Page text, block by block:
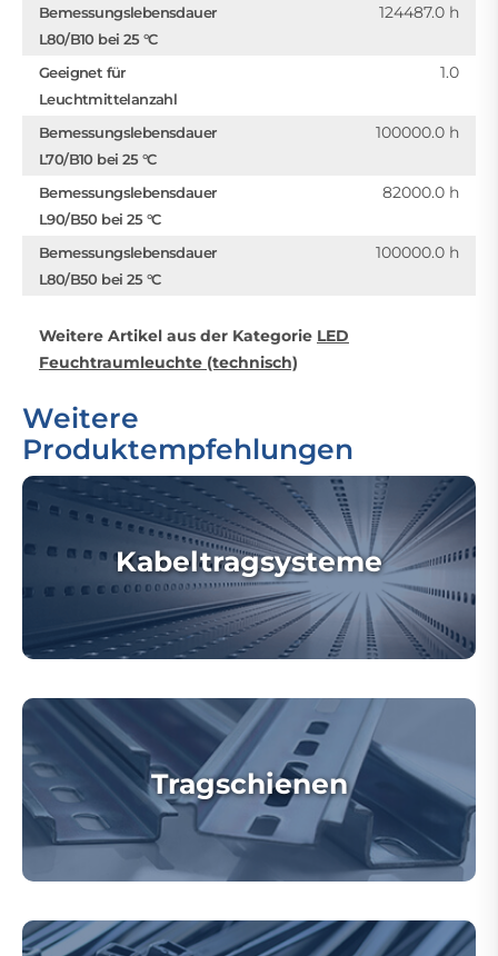
Bemessungslebensdauer
L80/B10 bei 25 °C
124487.0 h
Geeignet für
Leuchtmittelanzahl
1.0
Bemessungslebensdauer
L70/B10 bei 25 °C
100000.0 h
Bemessungslebensdauer
L90/B50 bei 25 °C
82000.0 h
Bemessungslebensdauer
L80/B50 bei 25 °C
100000.0 h
Weitere Artikel aus der Kategorie LED
Feuchtraumleuchte (technisch)
Weitere
Produktempfehlungen
Kabeltragsysteme
Tragschienen